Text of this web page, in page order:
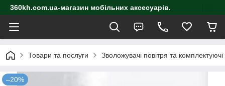
360kh.com.ua-магазин мобільних аксесуарів.
Товари та послуги Зволожувачі повітря та комплектуючі
–20%